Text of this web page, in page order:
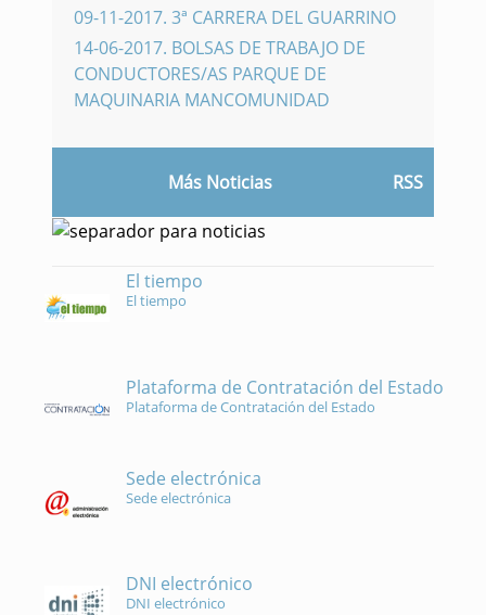
09-11-2017. 3ª CARRERA DEL GUARRINO
14-06-2017. BOLSAS DE TRABAJO DE
CONDUCTORES/AS PARQUE DE
MAQUINARIA MANCOMUNIDAD
Más Noticias RSS
El tiempo
El tiempo
Plataforma de Contratación del Estado
Plataforma de Contratación del Estado
Sede electrónica
Sede electrónica
DNI electrónico
DNI electrónico